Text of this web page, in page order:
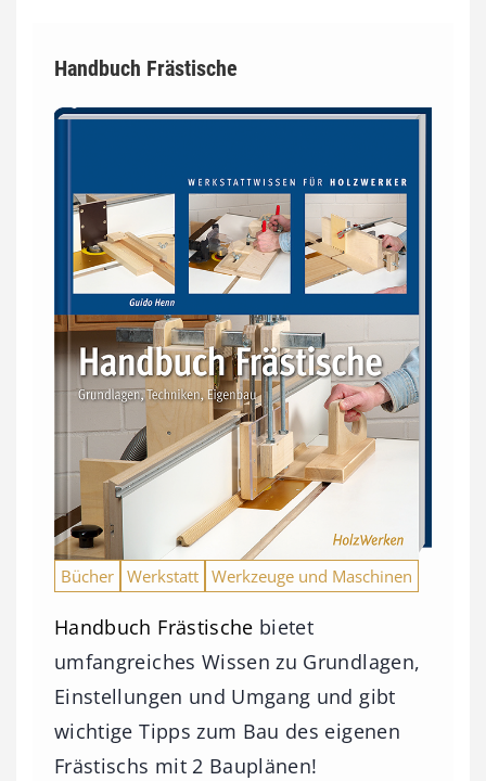
Handbuch Frästische
Bücher Werkstatt Werkzeuge und Maschinen
Handbuch Frästische bietet
umfangreiches Wissen zu Grundlagen,
Einstellungen und Umgang und gibt
wichtige Tipps zum Bau des eigenen
Frästischs mit 2 Bauplänen!